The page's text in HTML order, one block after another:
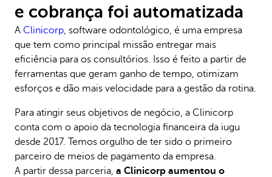
e cobrança foi automatizada
A Clinicorp, software odontológico, é uma empresa
que tem como principal missão entregar mais
eficiência para os consultórios. Isso é feito a partir de
ferramentas que geram ganho de tempo, otimizam
esforços e dão mais velocidade para a gestão da rotina.
Para atingir seus objetivos de negócio, a Clinicorp
conta com o apoio da tecnologia financeira da iugu
desde 2017. Temos orgulho de ter sido o primeiro
parceiro de meios de pagamento da empresa.
A partir dessa parceria, a Clinicorp aumentou o